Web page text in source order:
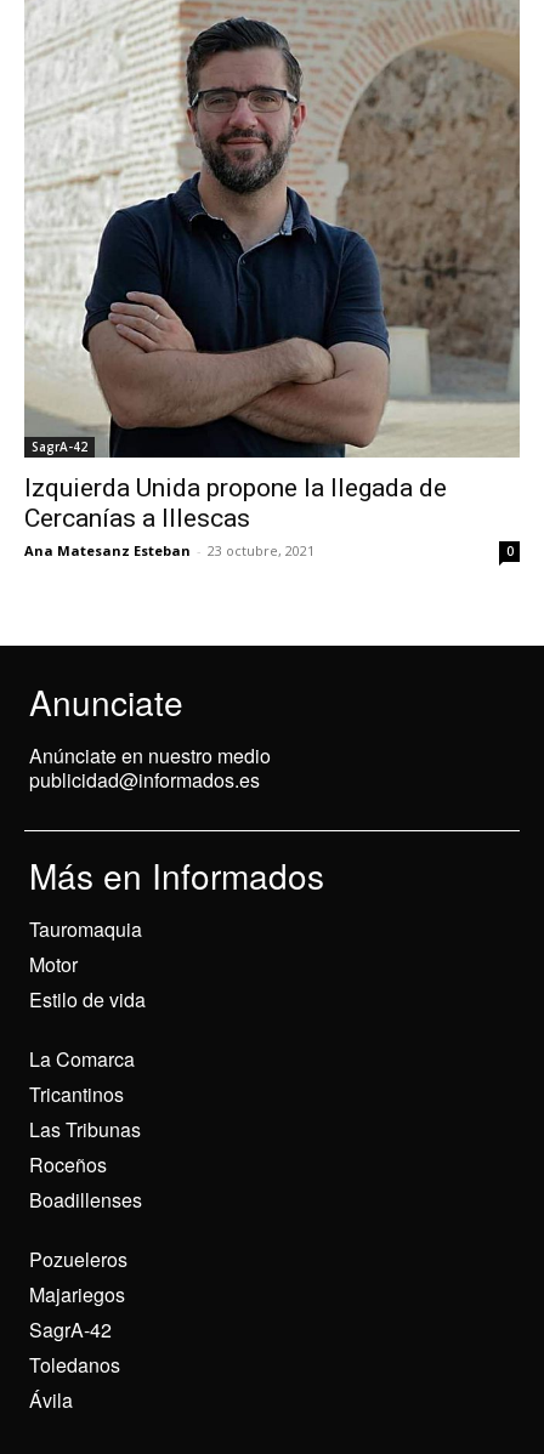
SagrA-42
Izquierda Unida propone la llegada de
Cercanías a Illescas
Ana Matesanz Esteban - 23 octubre, 2021 0
Anunciate
Anúnciate en nuestro medio
publicidad@informados.es
Más en Informados
Tauromaquia
Motor
Estilo de vida
La Comarca
Tricantinos
Las Tribunas
Roceños
Boadillenses
Pozueleros
Majariegos
SagrA-42
Toledanos
Ávila